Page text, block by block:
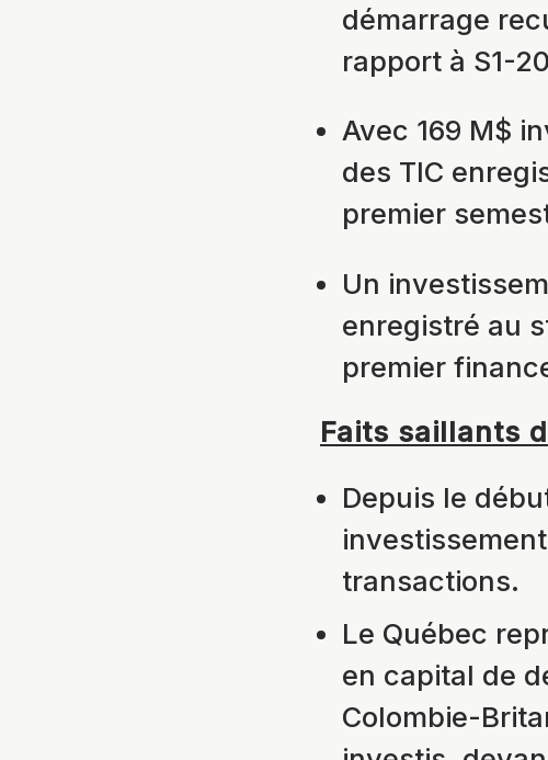
démarrage
rapport à S1-
Avec 169 M$
des TIC
premier
Un
enregistré au
premier
Faits saillants
Depuis le
transactions.
Le Québec
en capital de
Colombie-